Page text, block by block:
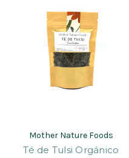
Mother Nature Foods
Té de Tulsi Orgánico